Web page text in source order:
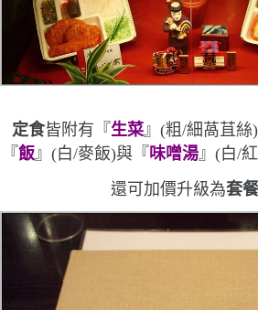
定食皆附有『 生菜』(粗/細萵苴絲)
『飯』(白/麥飯)與『 味噌湯』(白/紅
還可加價升級為套餐